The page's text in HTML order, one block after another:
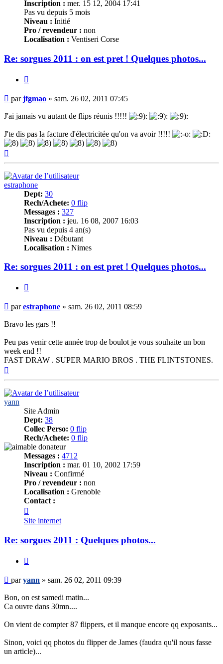
Inscription : mer. 15 12, 2004 17:41
Pas vu depuis 5 mois
Niveau : Initié
Pro / revendeur : non
Localisation : Ventiseri Corse
Re: sorgues 2011 : on est pret ! Quelques photos...
Message
parjfgmao » sam. 26 02, 2011 07:45
J'ai jamais vu autant de flips réunis !!!!!
J'te dis pas la facture d'électricitée qu'on va avoir !!!!!
estraphone
Dept: 30
Rech/Achete: 0 flip
Messages : 327
Inscription : jeu. 16 08, 2007 16:03
Pas vu depuis 4 an(s)
Niveau : Débutant
Localisation : Nimes
Re: sorgues 2011 : on est pret ! Quelques photos...
Message
parestraphone » sam. 26 02, 2011 08:59
Bravo les gars !!
Peu pas venir cette année trop de boulot je vous souhaite un bon
week end !!
FAST DRAW . SUPER MARIO BROS . THE FLINTSTONES.
yann
Site Admin
Dept: 38
Collec Perso: 0 flip
Rech/Achete: 0 flip
Messages : 4712
Inscription : mar. 01 10, 2002 17:59
Niveau : Confirmé
Pro / revendeur : non
Localisation : Grenoble
Contact :
yann
Site internet
Re: sorgues 2011 : Quelques photos...
Message
paryann » sam. 26 02, 2011 09:39
Bon, on est samedi matin...
Ca ouvre dans 30mn....
On vient de compter 87 flippers, et il manque encore qq exposants...
Sinon, voici qq photos du flipper de James (faudra qu'il nous fasse
un article)...